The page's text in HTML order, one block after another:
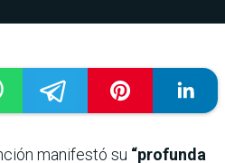
manifestó su “profunda